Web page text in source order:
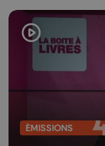
Dehareng)
ÉMISSIONS